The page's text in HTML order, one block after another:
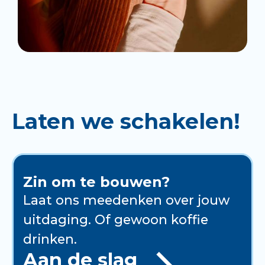
Laten we schakelen!
Zin om te bouwen?
Laat ons meedenken over jouw
uitdaging. Of gewoon koffie
drinken.
Aan de slag